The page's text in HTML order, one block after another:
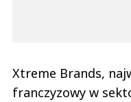
Xtreme Brands,
franczyzowy w